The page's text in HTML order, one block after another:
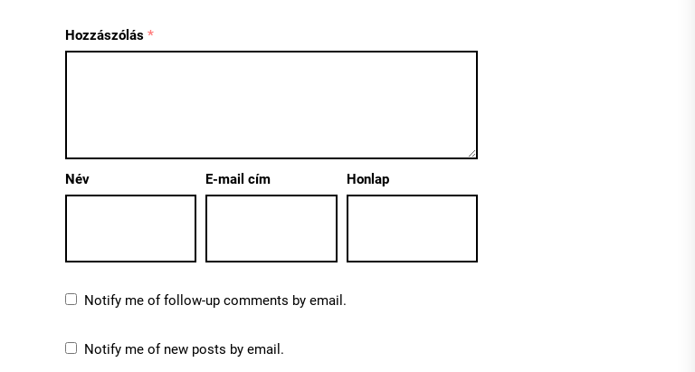
Hozzászólás *
Név E-mail cím Honlap
Notify me of follow-up comments by email.
Notify me of new posts by email.